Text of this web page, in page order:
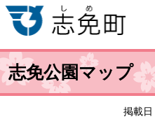
志免公園マップ
掲載日